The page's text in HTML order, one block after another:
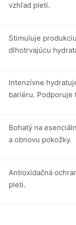
vzhľad pleti.
Stimuluje
dlhotrvajúcu
Intenzívne
bariéru. Podporuje
Bohatý na
a obnovu pokožky.
Antioxidačná
pleti.